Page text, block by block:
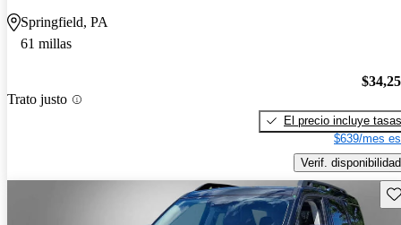
Springfield, PA
61 millas
Trato justo
El precio incluye tasas
$639/mes
Verif. disponibilidad